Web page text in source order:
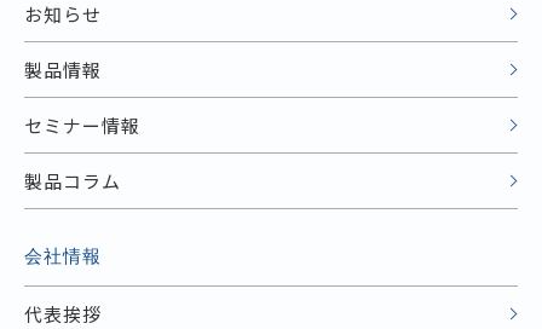
お知らせ
製品情報
セミナー情報
製品コラム
会社情報
代表挨拶